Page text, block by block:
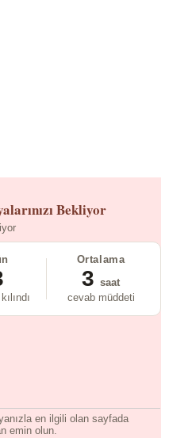
Bekliyor
Ortalama
3 saat
cevab müddeti
en ilgili olan sayfada
emin olun.